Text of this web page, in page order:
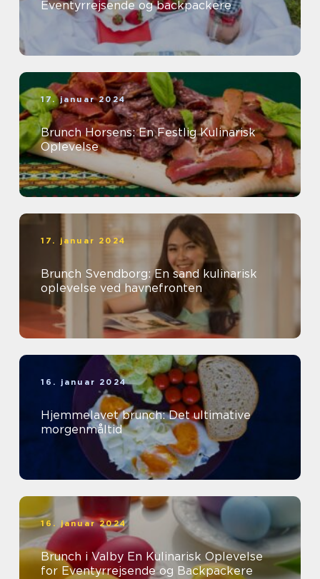
Eventyrrejsende og backpackere
17. januar 2024
Brunch Horsens: En Festlig Kulinarisk
Oplevelse
17. januar 2024
Brunch Svendborg: En sand kulinarisk
oplevelse ved havnefronten
16. januar 2024
Hjemmelavet brunch: Det ultimative
morgenmåltid
16. januar 2024
Brunch i Valby En Kulinarisk Oplevelse
for Eventyrrejsende og Backpackere